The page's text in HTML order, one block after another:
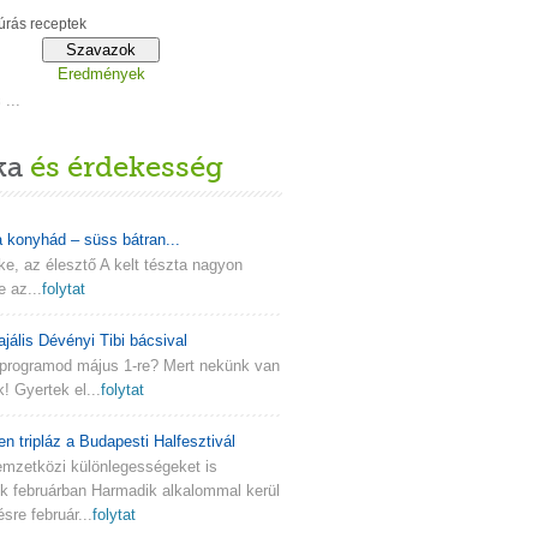
receptek
Eredmények
...
és érdekesség
konyhád – süss bátran...
az élesztő A kelt tészta nagyon
az...folytat
Dévényi Tibi bácsival
május 1-re? Mert nekünk van
Gyertek el...folytat
tripláz a Budapesti Halfesztivál
különlegességeket is
februárban Harmadik alkalommal kerül
február...folytat